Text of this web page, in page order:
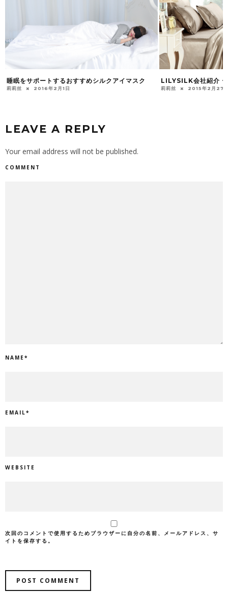
睡眠をサポートするおすすめシルクアイマスク
莉莉丝 2016年2月1日
LILYSILK会社紹介
莉莉丝 2015年2月27
LEAVE A REPLY
Your email address will not be published.
COMMENT
NAME*
EMAIL*
WEBSITE
次回のコメントで使用するためブラウザーに自分の名前、メールアドレス、サ
イトを保存する。